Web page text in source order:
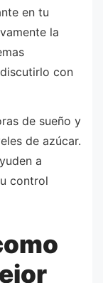
en tu
la
con
de sueño y
de azúcar.
a
control